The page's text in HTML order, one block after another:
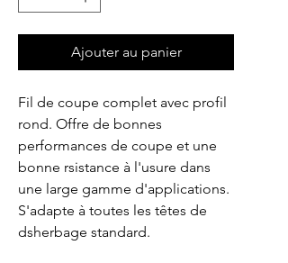
Ajouter au panier
Fil de coupe complet avec profil
rond. Offre de bonnes
performances de coupe et une
bonne rsistance à l'usure dans
une large gamme d'applications.
S'adapte à toutes les têtes de
dsherbage standard.